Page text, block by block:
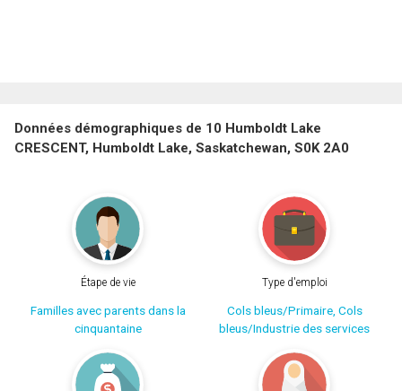
Données démographiques de 10 Humboldt Lake
CRESCENT, Humboldt Lake, Saskatchewan, S0K 2A0
Étape de vie
Familles avec parents dans la
cinquantaine
Type d'emploi
Cols bleus/Primaire, Cols
bleus/Industrie des services